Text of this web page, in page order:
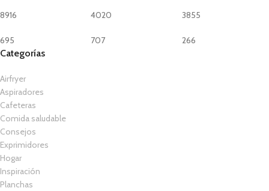
8916
695
4020
707
3855
266
Categorías
Airfryer
Aspiradores
Cafeteras
Comida saludable
Consejos
Exprimidores
Hogar
Inspiración
Planchas